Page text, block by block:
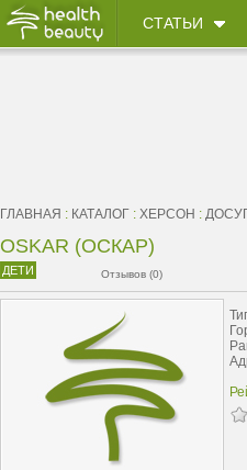
СТАТЬИ
ГЛАВНАЯ : КАТАЛОГ : ХЕРСОН :
OSKAR (ОСКАР)
ДЕТИ Отзывов (0)